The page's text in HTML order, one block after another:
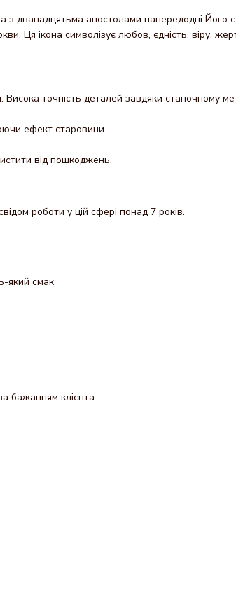
дванадцятьма апостолами напередодні Його
Ця ікона символізує любов, єдність, віру,
точність деталей завдяки станочному
ефект старовини.
від пошкоджень.
роботи у цій сфері понад 7 років.
який смак
бажанням клієнта.